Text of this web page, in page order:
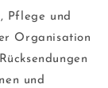
Pflege und
Organisation
und